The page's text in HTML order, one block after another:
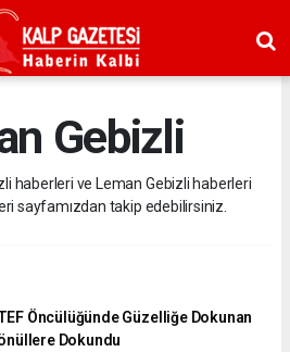
Gebizli
haberleri ve Leman Gebizli haberleri
sayfamızdan takip edebilirsiniz.
Öncülüğünde Güzelliğe Dokunan
Dokundu